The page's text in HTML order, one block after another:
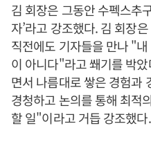
김 회장은 그동안 수펙스추
자’라고 강조했다. 김 회장
직전에도 기자들을 만나 "
이 아니다"라고 쐐기를 박
면서 나름대로 쌓은 경험과
경청하고 논의를 통해 최적
할 일"이라고 거듭 강조했다.